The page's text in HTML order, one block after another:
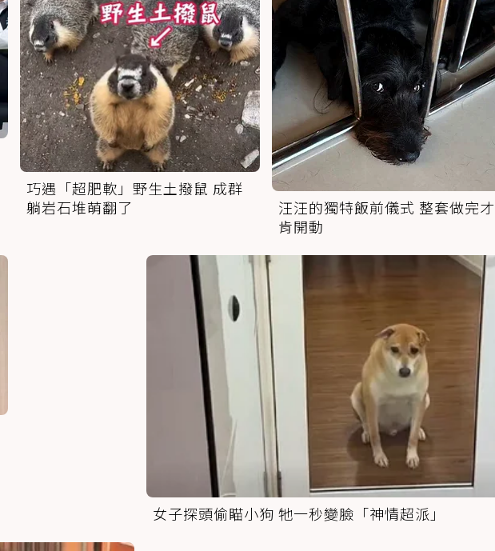
巧遇「超肥軟」野生土撥鼠 成群
躺岩石堆萌翻了
汪汪的獨特飯前儀式 整套做完才
肯開動
女子探頭偷瞄小狗 牠一秒變臉「神情超派」